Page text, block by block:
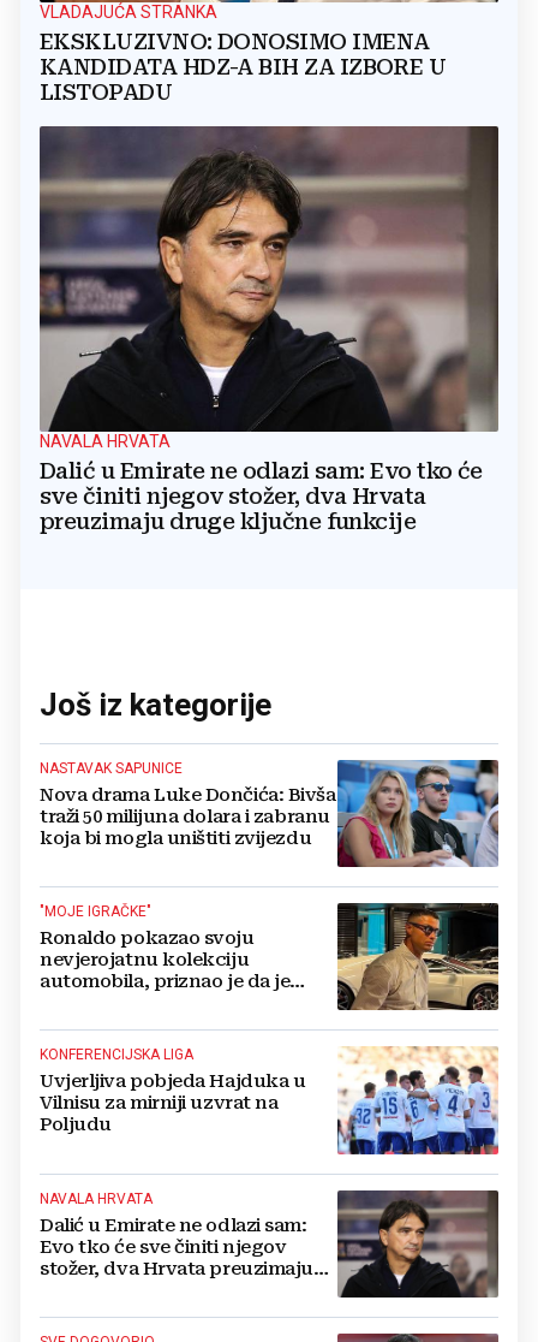
VLADAJUĆA STRANKA
EKSKLUZIVNO: DONOSIMO IMENA
KANDIDATA HDZ-A BIH ZA IZBORE U
LISTOPADU
NAVALA HRVATA
Dalić u Emirate ne odlazi sam: Evo tko će
sve činiti njegov stožer, dva Hrvata
preuzimaju druge ključne funkcije
Još iz kategorije
NASTAVAK SAPUNICE
Nova drama Luke Dončića: Bivša
traži 50 milijuna dolara i zabranu
koja bi mogla uništiti zvijezdu
"MOJE IGRAČKE"
Ronaldo pokazao svoju
nevjerojatnu kolekciju
automobila, priznao je da je
KONFERENCIJSKA LIGA
Uvjerljiva pobjeda Hajduka u
Vilnisu za mirniji uzvrat na
Poljudu
NAVALA HRVATA
Dalić u Emirate ne odlazi sam:
Evo tko će sve činiti njegov
stožer, dva Hrvata preuzimaju